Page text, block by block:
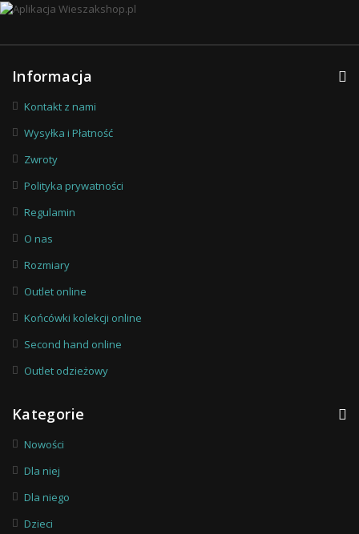
Informacja
Kontakt z nami
Wysyłka i Płatność
Zwroty
Polityka prywatności
Regulamin
O nas
Rozmiary
Outlet online
Końcówki kolekcji online
Second hand online
Outlet odzieżowy
Kategorie
Nowości
Dla niej
Dla niego
Dzieci